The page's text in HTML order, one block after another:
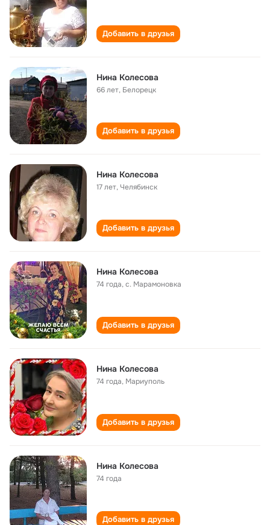
Добавить в друзья
Нина Колесова
66 лет, Белорецк
Добавить в друзья
Нина Колесова
17 лет,Челябинск
Добавить в друзья
Нина Колесова
74 года,с. Марамоновка
Добавить в друзья
Нина Колесова
74 года, Мариуполь
Добавить в друзья
Нина Колесова
74 года
Добавить в друзья